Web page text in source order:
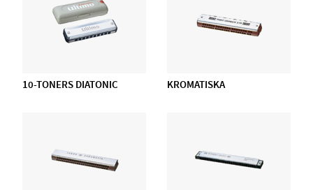
10-TONERS DIATONIC KROMATISKA